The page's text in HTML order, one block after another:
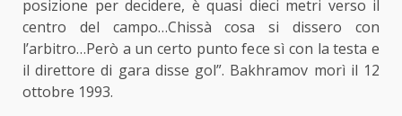
posizione per decidere, è quasi dieci metri verso il
centro del campo…Chissà cosa si dissero con
l’arbitro…Però a un certo punto fece sì con la testa e
il direttore di gara disse gol”. Bakhramov morì il 12
ottobre 1993.